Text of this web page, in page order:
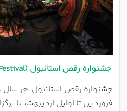
جشنواره رقص استانبول (Istanbul Dance Festival)
جشنواره رقص استانبول هر سال
فروردین تا اوایل اردیبهشت)